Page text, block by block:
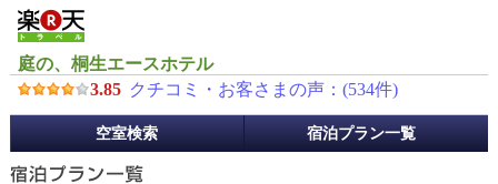
庭の、桐生エースホテル
3.85 クチコミ・お客さまの声：(534件)
約
メ
空室検索 宿泊プラン一覧